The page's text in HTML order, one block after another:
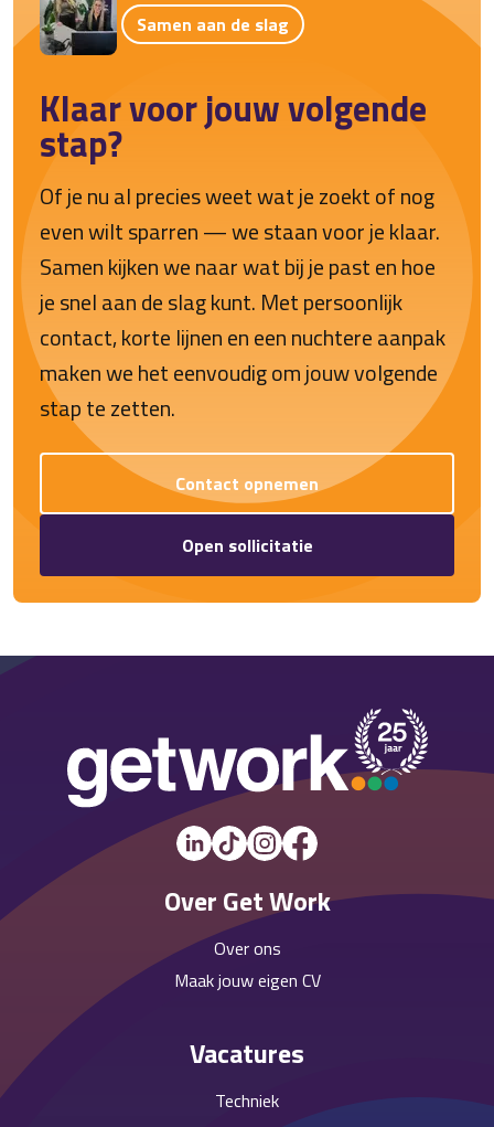
Samen aan de slag
Klaar voor jouw volgende
stap?
Of je nu al precies weet wat je zoekt of nog
even wilt sparren — we staan voor je klaar.
Samen kijken we naar wat bij je past en hoe
je snel aan de slag kunt. Met persoonlijk
contact, korte lijnen en een nuchtere aanpak
maken we het eenvoudig om jouw volgende
stap te zetten.
Contact opnemen
Open sollicitatie
Over Get Work
Over ons
Maak jouw eigen CV
Vacatures
Techniek